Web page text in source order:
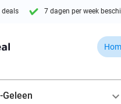
deals 7 dagen per week
keyboard_arrow_down